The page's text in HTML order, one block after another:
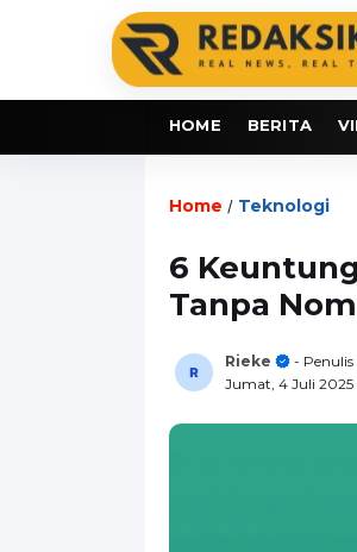
HOME BERITA
Home / Teknologi
6
Tanpa
Rieke
- Penulis
Jumat, 4 Juli 2025